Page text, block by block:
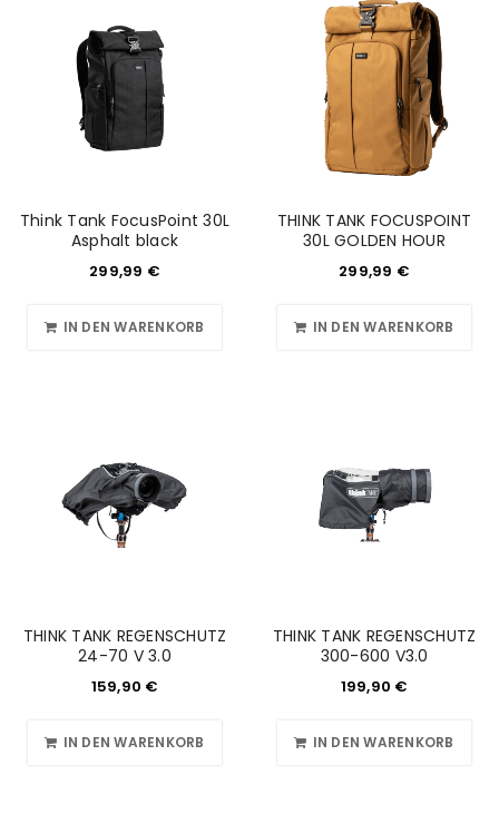
Think Tank FocusPoint 30L
Asphalt black
299,99 €
IN DEN WARENKORB
THINK TANK FOCUSPOINT
30L GOLDEN HOUR
299,99 €
IN DEN WARENKORB
THINK TANK REGENSCHUTZ
24-70 V 3.0
159,90 €
IN DEN WARENKORB
THINK TANK REGENSCHUTZ
300-600 V3.0
199,90 €
IN DEN WARENKORB